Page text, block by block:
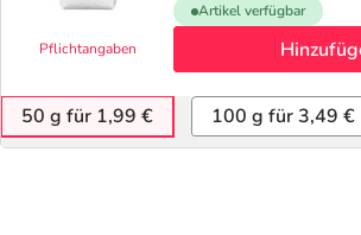
Pflichtangaben
Artikel verfügbar
50 g für 1,99 € 100 g für 3,49 €